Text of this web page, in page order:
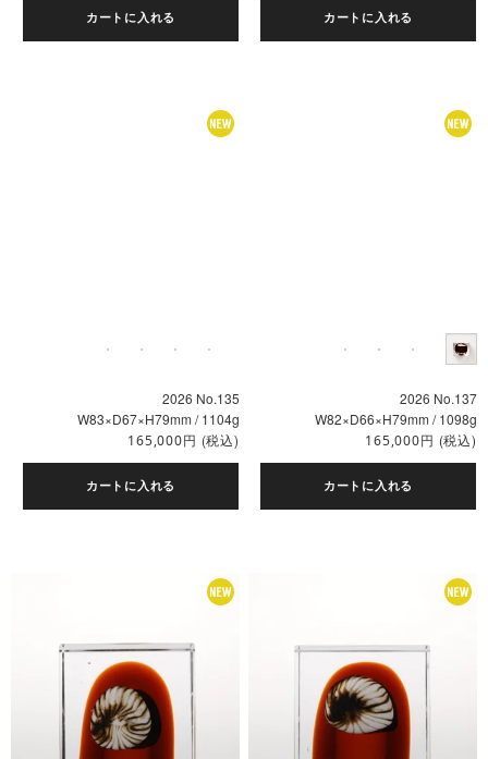
カートに入れる カートに入れる
2026 No.135
W83×D67×H79mm / 1104g
165,000円 (税込)
カートに入れる
2026 No.137
W82×D66×H79mm / 1098g
165,000円 (税込)
カートに入れる